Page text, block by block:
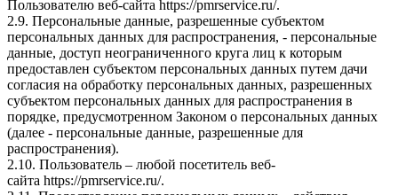
Пользователю веб-сайта https://pmrservice.ru/.
2.9. Персональные данные, разрешенные субъектом
персональных данных для распространения, - персональные
данные, доступ неограниченного круга лиц к которым
предоставлен субъектом персональных данных путем дачи
согласия на обработку персональных данных, разрешенных
субъектом персональных данных для распространения в
порядке, предусмотренном Законом о персональных данных
(далее - персональные данные, разрешенные для
распространения).
2.10. Пользователь – любой посетитель веб-
сайта https://pmrservice.ru/.